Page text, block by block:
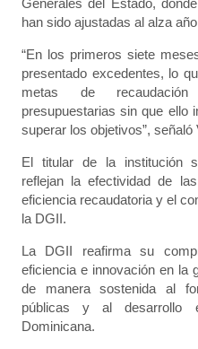
han sido ajustadas al alza
“En los primeros siete
presentado excedentes, lo
metas de
presupuestarias sin que ello
superar los objetivos”, señaló
El titular de la institución
reflejan la efectividad de
eficiencia recaudatoria y el
la DGII.
La DGII reafirma su
eficiencia e innovación en la
de manera sostenida al
públicas y al desarrollo
Dominicana.